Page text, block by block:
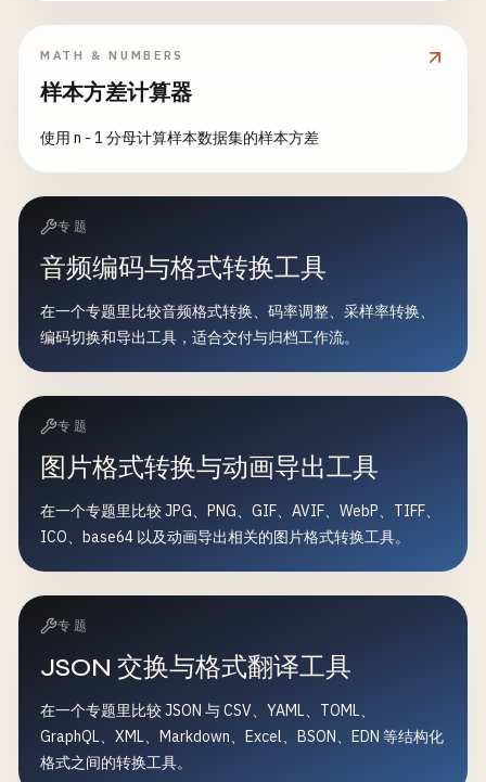
MATH & NUMBERS
样本方差计算器
使用 n - 1 分母计算样本数据集的样本方差
专题
音频编码与格式转换工具
在一个专题里比较音频格式转换、码率调整、采样率转换、
编码切换和导出工具，适合交付与归档工作流。
专题
图片格式转换与动画导出工具
在一个专题里比较 JPG、PNG、GIF、AVIF、WebP、TIFF、
ICO、base64 以及动画导出相关的图片格式转换工具。
专题
JSON 交换与格式翻译工具
在一个专题里比较 JSON 与 CSV、YAML、TOML、
GraphQL、XML、Markdown、Excel、BSON、EDN 等结构化
格式之间的转换工具。